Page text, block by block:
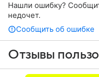
Нашли ошибку?
недочет.
Сообщить об ошибке
Отзывы